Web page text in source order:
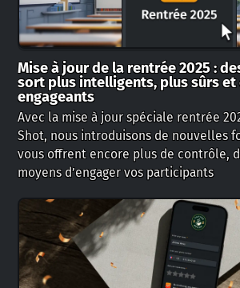
Mise à jour de la rentrée 2025 :
sort plus intelligents, plus sûrs et
engageants
Avec la mise à jour spéciale rentrée
Shot, nous introduisons de nouvelles
vous offrent encore plus de contrôle,
moyens d’engager vos participants